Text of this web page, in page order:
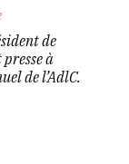
de
à
de l’AdlC.